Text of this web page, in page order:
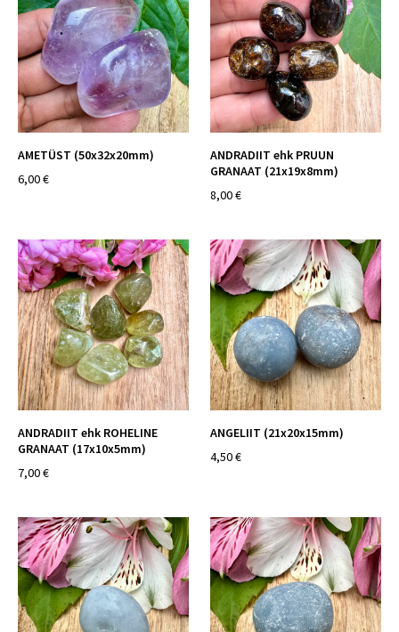
AMETÜST (50x32x20mm)
6,00 €
ANDRADIIT ehk PRUUN
GRANAAT (21x19x8mm)
8,00 €
ANDRADIIT ehk ROHELINE
GRANAAT (17x10x5mm)
7,00 €
ANGELIIT (21x20x15mm)
4,50 €